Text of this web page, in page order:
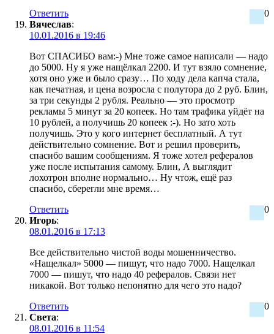
0
Ответить
Вячеслав:
10.01.2016 в 19:46
Вот СПАСИБО вам:-) Мне тоже самое написали — надо
до 5000. Ну я уже нащёлкал 2200. И тут взяло сомнение,
хотя оно уже и было сразу… По ходу дела капча стала,
как печатная, и цена возросла с полутора до 2 руб. Блин,
за три секунды 2 рубля. Реально — это просмотр
рекламы 5 минут за 20 копеек. Но там трафика уйдёт на
10 рублей, а получишь 20 копеек :-). Но зато хоть
получишь. Это у кого интернет бесплатный. А тут
действительно сомнение. Вот и решил проверить,
спасибо вашим сообщениям. Я тоже хотел рефералов
уже после испытания самому. Блин, А выглядит
лохотрон вполне нормально… Ну чтож, ещё раз
спасибо, сберегли мне время…
0
Ответить
Игорь:
08.01.2016 в 17:13
Все действительно чистой воды мошенничество.
«Нащелкал» 5000 — пишут, что надо 7000. Нащелкал
7000 — пишут, что надо 40 рефералов. Связи нет
никакой. Вот только непонятно для чего это надо?
0
Ответить
Света:
08.01.2016 в 11:54